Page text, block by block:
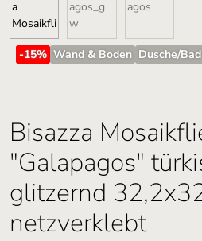
-15% Wand & Boden Dusche/Bad
Bisazza
"Galapagos"
glitzernd
netzverklebt